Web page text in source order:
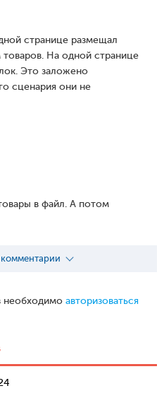
странице размещал
На одной странице
Это заложено
сценария они не
в файл. А потом
необходимо авторизоваться